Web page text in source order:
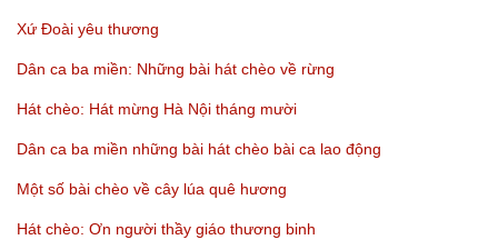
Xứ Đoài yêu thương
Dân ca ba miền: Những bài hát chèo về rừng
Hát chèo: Hát mừng Hà Nội tháng mười
Dân ca ba miền những bài hát chèo bài ca lao động
Một số bài chèo về cây lúa quê hương
Hát chèo: Ơn người thầy giáo thương binh